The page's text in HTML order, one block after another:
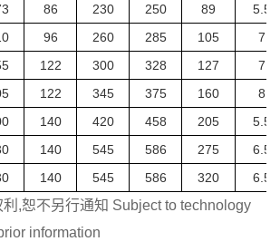
86 230 250 89
5.5
96 260 285 105
7
122 300 328 127
7
122 345 375 160
8
140 420 458 205
5.5
140 545 586 275
6.5
140 545 586 320 6.5
,恕不另行通知 Subject to technology
information